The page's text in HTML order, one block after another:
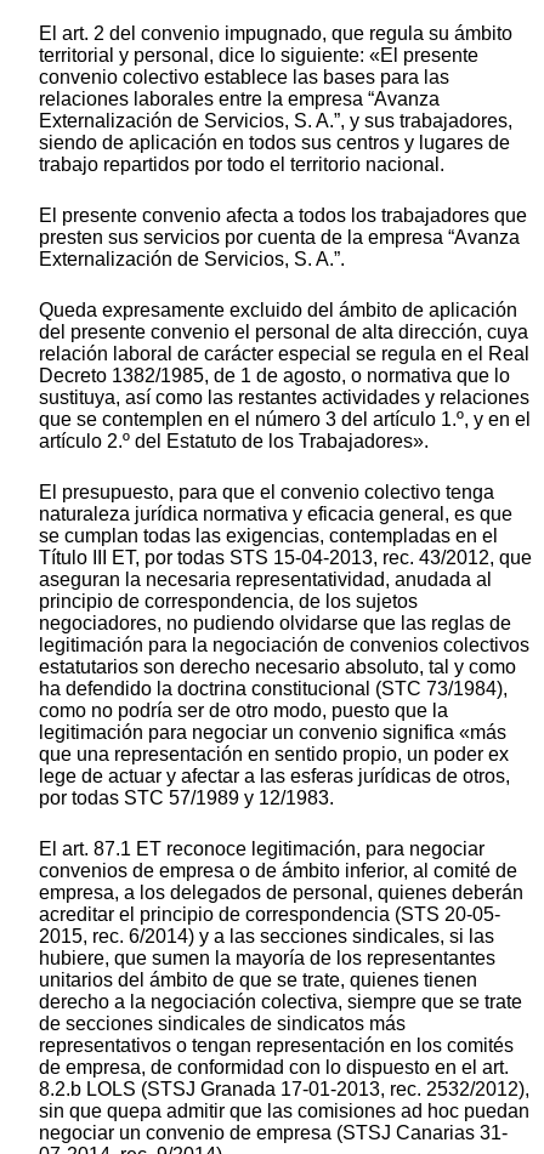
El art. 2 del convenio impugnado, que regula su ámbito
territorial y personal, dice lo siguiente: «El presente
convenio colectivo establece las bases para las
relaciones laborales entre la empresa “Avanza
Externalización de Servicios, S. A.”, y sus trabajadores,
siendo de aplicación en todos sus centros y lugares de
trabajo repartidos por todo el territorio nacional.
El presente convenio afecta a todos los trabajadores que
presten sus servicios por cuenta de la empresa “Avanza
Externalización de Servicios, S. A.”.
Queda expresamente excluido del ámbito de aplicación
del presente convenio el personal de alta dirección, cuya
relación laboral de carácter especial se regula en el Real
Decreto 1382/1985, de 1 de agosto, o normativa que lo
sustituya, así como las restantes actividades y relaciones
que se contemplen en el número 3 del artículo 1.º, y en el
artículo 2.º del Estatuto de los Trabajadores».
El presupuesto, para que el convenio colectivo tenga
naturaleza jurídica normativa y eficacia general, es que
se cumplan todas las exigencias, contempladas en el
Título III ET, por todas STS 15-04-2013, rec. 43/2012, que
aseguran la necesaria representatividad, anudada al
principio de correspondencia, de los sujetos
negociadores, no pudiendo olvidarse que las reglas de
legitimación para la negociación de convenios colectivos
estatutarios son derecho necesario absoluto, tal y como
ha defendido la doctrina constitucional (STC 73/1984),
como no podría ser de otro modo, puesto que la
legitimación para negociar un convenio significa «más
que una representación en sentido propio, un poder ex
lege de actuar y afectar a las esferas jurídicas de otros,
por todas STC 57/1989 y 12/1983.
El art. 87.1 ET reconoce legitimación, para negociar
convenios de empresa o de ámbito inferior, al comité de
empresa, a los delegados de personal, quienes deberán
acreditar el principio de correspondencia (STS 20-05-
2015, rec. 6/2014) y a las secciones sindicales, si las
hubiere, que sumen la mayoría de los representantes
unitarios del ámbito de que se trate, quienes tienen
derecho a la negociación colectiva, siempre que se trate
de secciones sindicales de sindicatos más
representativos o tengan representación en los comités
de empresa, de conformidad con lo dispuesto en el art.
8.2.b LOLS (STSJ Granada 17-01-2013, rec. 2532/2012),
sin que quepa admitir que las comisiones ad hoc puedan
negociar un convenio de empresa (STSJ Canarias 31-